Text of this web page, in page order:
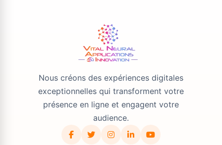
Nous créons des expériences digitales
exceptionnelles qui transforment votre
présence en ligne et engagent votre
audience.